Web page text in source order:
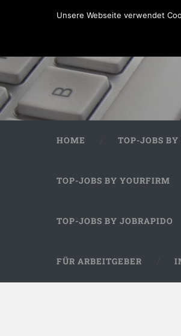
HOME TOP-JOBS BY
TOP-JOBS BY YOURFIRM
TOP-JOBS BY JOBRAPIDO
FÜR ARBEITGEBER
Unsere Webseite verwendet